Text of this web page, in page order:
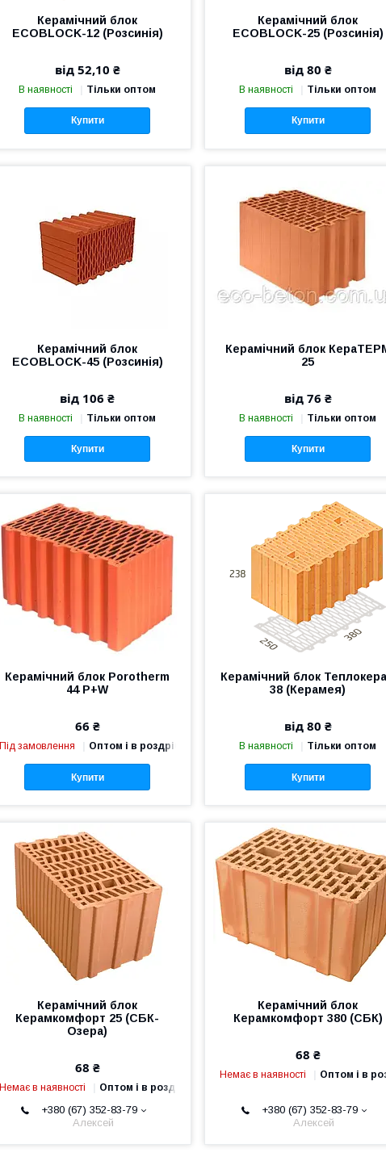
Керамічний блок
ECOBLOCK-12 (Розсинія)
від 52,10 ₴
В наявності Тільки оптом
Купити
Керамічний блок
ECOBLOCK-25 (Розсинія)
від 80 ₴
В наявності Тільки оптом
Купити
Керамічний блок
ECOBLOCK-45 (Розсинія)
від 106 ₴
В наявності Тільки оптом
Купити
Керамічний блок
25
від 76 ₴
В наявності Тільки оптом
Купити
Керамічний блок Porotherm
44 P+W
66 ₴
Під замовлення Оптом і в роздріб
Купити
Керамічний блок
38 (Керамея)
від 80 ₴
В наявності Тільки оптом
Купити
Керамічний блок
Керамкомфорт 25 (СБК-
Озера)
68 ₴
Немає в наявності Оптом і в роздріб
+380 (67) 352-83-79
Алексей
Керамічний блок
Керамкомфорт 380 (СБК)
68 ₴
Немає в наявності Оптом і в
+380 (67) 352-83-79
Алексей